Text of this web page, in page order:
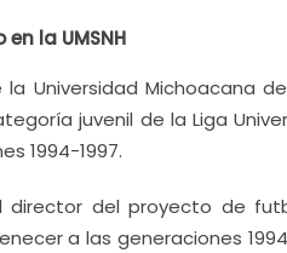
la UMSNH
Universidad Michoacana
juvenil de la Liga
1994-1997.
del proyecto de
a las generaciones